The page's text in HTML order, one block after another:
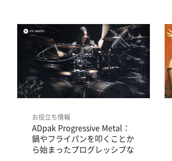
お役立ち情報
ADpak Progressive Metal：
鍋やフライパンを叩くことか
ら始まったプログレッシブな